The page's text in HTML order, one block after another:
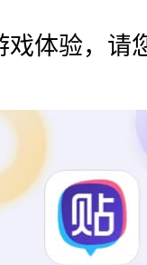
戏体验，请